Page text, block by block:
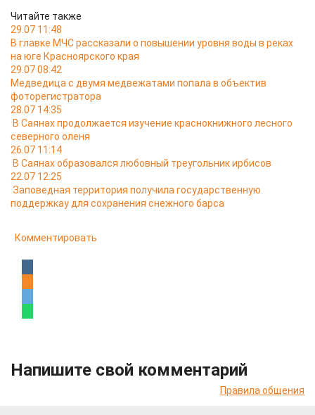
Читайте также
29.07 11:48
В главке МЧС рассказали о повышении уровня воды в реках
на юге Красноярского края
29.07 08:42
Медведица с двумя медвежатами попала в объектив
фоторегистратора
28.07 14:35
В Саянах продолжается изучение краснокнижного лесного
северного оленя
26.07 11:14
В Саянах образовался любовный треугольник ирбисов
22.07 12:25
Заповедная территория получила государственную
поддержкау для сохранения снежного барса
Комментировать
Напишите свой комментарий
Правила общения